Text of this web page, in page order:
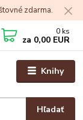
zdarma.
Knihy
Hľadať
0 ks
za 0,00 EUR